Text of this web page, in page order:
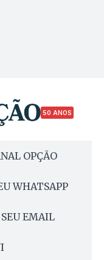
50 ANOS
OPÇÃO
WHATSAPP
EMAIL